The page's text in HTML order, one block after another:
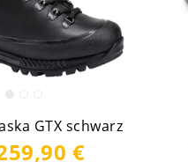
GTX schwarz
€